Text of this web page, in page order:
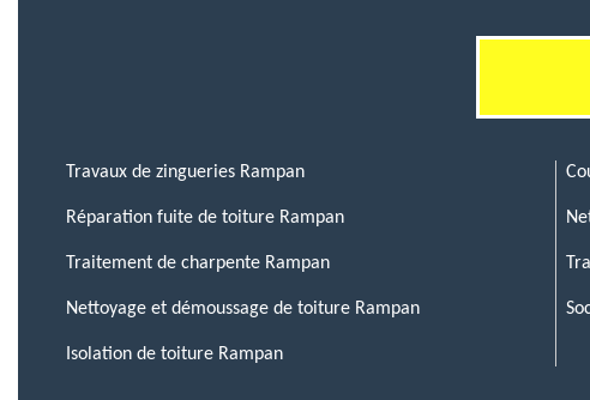
Travaux de zingueries Rampan
Réparation fuite de toiture Rampan
Traitement de charpente Rampan
Nettoyage et démoussage de toiture Rampan
Isolation de toiture Rampan